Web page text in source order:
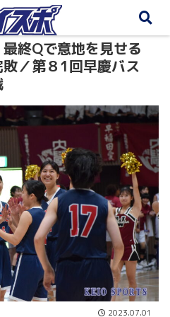
最終Qで意地を見せる
／第８1回早慶バス
2023.07.01